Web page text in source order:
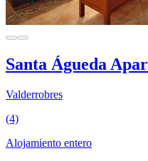
Santa Águeda
Valderrobres
(4)
Alojamiento entero